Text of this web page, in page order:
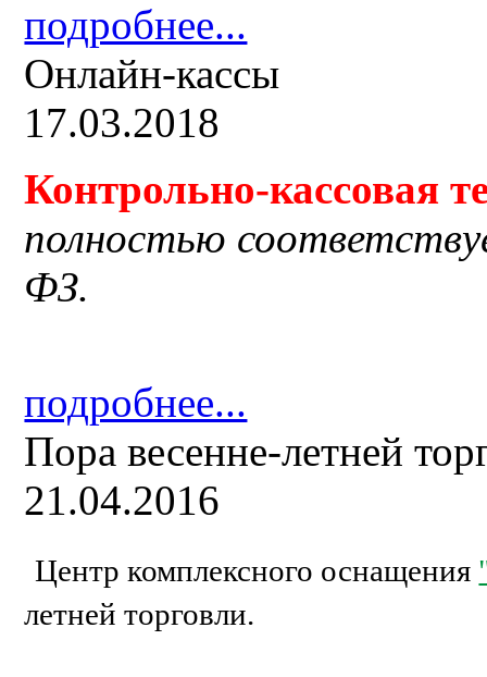
подробнее...
Онлайн-кассы
17.03.2018
Контрольно-кассовая
полностью
ФЗ.
подробнее...
Пора весенне-летней
21.04.2016
Центр комплексного оснащения
летней торговли.